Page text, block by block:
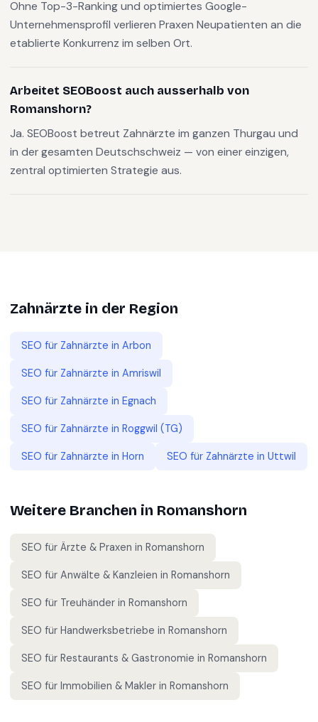
Ohne Top-3-Ranking und optimiertes Google-
Unternehmensprofil verlieren Praxen Neupatienten an die
etablierte Konkurrenz im selben Ort.
Arbeitet SEOBoost auch ausserhalb von
Romanshorn?
Ja. SEOBoost betreut Zahnärzte im ganzen Thurgau und
in der gesamten Deutschschweiz — von einer einzigen,
zentral optimierten Strategie aus.
Zahnärzte in der Region
SEO für Zahnärzte in Arbon
SEO für Zahnärzte in Amriswil
SEO für Zahnärzte in Egnach
SEO für Zahnärzte in Roggwil (TG)
SEO für Zahnärzte in Horn SEO für Zahnärzte in Uttwil
Weitere Branchen in Romanshorn
SEO für Ärzte & Praxen in Romanshorn
SEO für Anwälte & Kanzleien in Romanshorn
SEO für Treuhänder in Romanshorn
SEO für Handwerksbetriebe in Romanshorn
SEO für Restaurants & Gastronomie in Romanshorn
SEO für Immobilien & Makler in Romanshorn